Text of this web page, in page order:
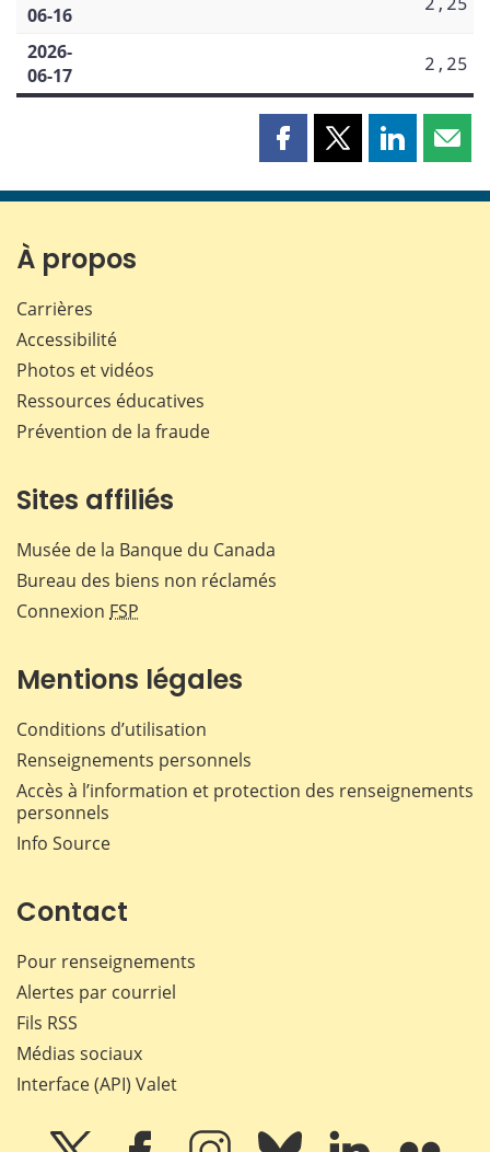
06-16
2026-
06-17
2,25
Partager
page
Partager
page
Partager
page page
À propos
Carrières
Accessibilité
Photos et vidéos
Ressources éducatives
Prévention de la fraude
Sites affiliés
Musée de la Banque du Canada
Bureau des biens non réclamés
Connexion FSP
Mentions légales
Conditions d’utilisation
Renseignements personnels
Accès à l’information et protection des renseignements
personnels
Info Source
Contact
Pour renseignements
Alertes par courriel
Fils RSS
Médias sociaux
Interface (API) Valet